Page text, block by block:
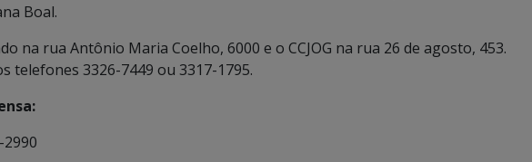
Boal.
na rua Antônio Maria Coelho, 6000 e o CCJOG na rua 26 de agosto, 453.
telefones 3326-7449 ou 3317-1795.